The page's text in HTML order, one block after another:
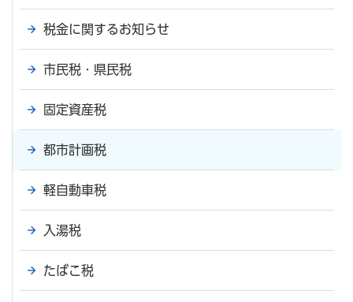
税金に関するお知らせ
市民税・県民税
固定資産税
都市計画税
軽自動車税
入湯税
たばこ税